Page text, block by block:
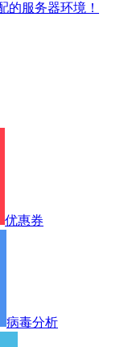
的服务器环境！
优惠券
病毒分析